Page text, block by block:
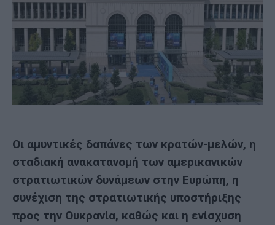
Οι αμυντικές δαπάνες των κρατών-μελών, η
σταδιακή ανακατανομή των αμερικανικών
στρατιωτικών δυνάμεων στην Ευρώπη, η
συνέχιση της στρατιωτικής υποστήριξης
προς την Ουκρανία, καθώς και η ενίσχυση